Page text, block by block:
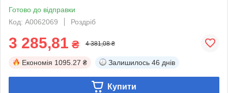
Готово до відправки
Код: А0062069
Роздріб
3 285,81 ₴ 4 381,08 ₴
Економія 1095.27 ₴ Залишилось 46 днів
Купити